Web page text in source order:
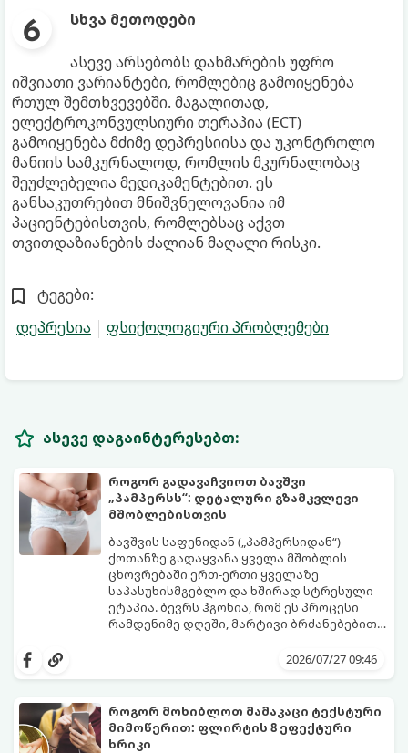
სხვა მეთოდები
ასევე არსებობს დახმარების უფრო
იშვიათი ვარიანტები, რომლებიც გამოიყენება
რთულ შემთხვევებში. მაგალითად,
ელექტროკონვულსიური თერაპია (ECT)
გამოიყენება მძიმე დეპრესიისა და უკონტროლო
მანიის სამკურნალოდ, რომლის მკურნალობაც
შეუძლებელია მედიკამენტებით. ეს
განსაკუთრებით მნიშვნელოვანია იმ
პაციენტებისთვის, რომლებსაც აქვთ
თვითდაზიანების ძალიან მაღალი რისკი.
ტეგები:
დეპრესია
ფსიქოლოგიური პრობლემები
ასევე დაგაინტერესებთ:
როგორ გადავაჩვიოთ ბავშვი
„პამპერსს“: დეტალური გზამკვლევი
მშობლებისთვის
ბავშვის საფენიდან („პამპერსიდან“)
ქოთანზე გადაყვანა ყველა მშობლის
ცხოვრებაში ერთ-ერთი ყველაზე
საპასუხისმგებლო და ხშირად სტრესული
ეტაპია. ბევრს ჰგონია, რომ ეს პროცესი
რამდენიმე დღეში, მარტივი ბრძანებებით
ფიზიოლოგიური და ფსიქოლოგიური
მოთმინებას მოითხოვს.
როგორ გახადოთ ეს პროცესი2026/07/27 09:46
როგორ მოხიბლოთ მამაკაცი ტექსტური
მიმოწერით: ფლირტის 8 ეფექტური
ხრიკი